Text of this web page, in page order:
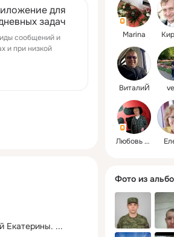
для
задач
сообщений и
и при низкой
Екатерины. ...
Marina
ВиталиЙ
Любовь Эдуардовн
Фото из